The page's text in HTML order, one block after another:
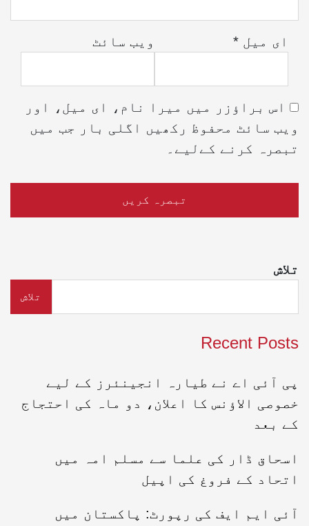
ای میل * ویب‌ سائٹ
اس براؤزر میں میرا نام، ای میل، اور
ویب سائٹ محفوظ رکھیں اگلی بار جب میں
تبصرہ کرنے کےلیے۔
تلاش
تلاش
Recent Posts
پی آئی اے نے طیارہ انجینئرز کے لیے
خصوصی الاؤنس کا اعلان، دو ماہ کی احتجاج
کے بعد
اسحاق ڈار کی علما سے مسلم امہ میں
اتحاد کے فروغ کی اپیل
آئی ایم ایف کی رپورٹ: پاکستان میں